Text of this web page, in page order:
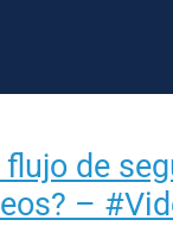
flujo de
–